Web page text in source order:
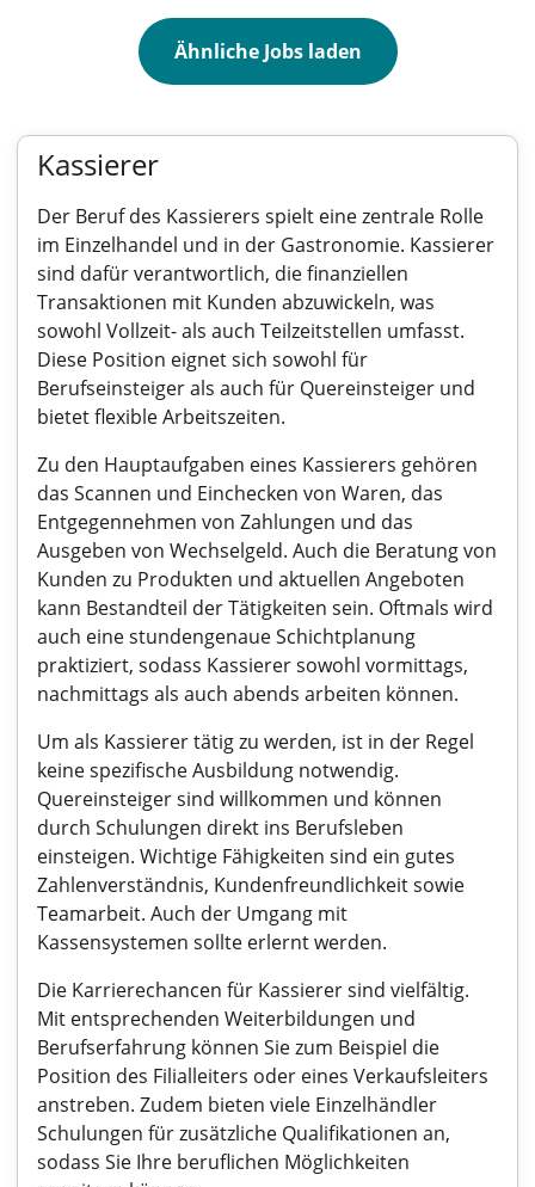
Ähnliche Jobs laden
Kassierer
Der Beruf des Kassierers spielt eine zentrale Rolle
im Einzelhandel und in der Gastronomie. Kassierer
sind dafür verantwortlich, die finanziellen
Transaktionen mit Kunden abzuwickeln, was
sowohl Vollzeit- als auch Teilzeitstellen umfasst.
Diese Position eignet sich sowohl für
Berufseinsteiger als auch für Quereinsteiger und
bietet flexible Arbeitszeiten.
Zu den Hauptaufgaben eines Kassierers gehören
das Scannen und Einchecken von Waren, das
Entgegennehmen von Zahlungen und das
Ausgeben von Wechselgeld. Auch die Beratung von
Kunden zu Produkten und aktuellen Angeboten
kann Bestandteil der Tätigkeiten sein. Oftmals wird
auch eine stundengenaue Schichtplanung
praktiziert, sodass Kassierer sowohl vormittags,
nachmittags als auch abends arbeiten können.
Um als Kassierer tätig zu werden, ist in der Regel
keine spezifische Ausbildung notwendig.
Quereinsteiger sind willkommen und können
durch Schulungen direkt ins Berufsleben
einsteigen. Wichtige Fähigkeiten sind ein gutes
Zahlenverständnis, Kundenfreundlichkeit sowie
Teamarbeit. Auch der Umgang mit
Kassensystemen sollte erlernt werden.
Die Karrierechancen für Kassierer sind vielfältig.
Mit entsprechenden Weiterbildungen und
Berufserfahrung können Sie zum Beispiel die
Position des Filialleiters oder eines Verkaufsleiters
anstreben. Zudem bieten viele Einzelhändler
Schulungen für zusätzliche Qualifikationen an,
sodass Sie Ihre beruflichen Möglichkeiten